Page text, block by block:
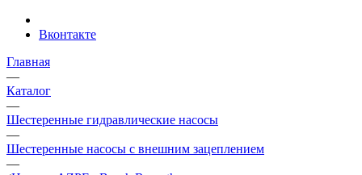
Вконтакте
Главная
—
Каталог
—
Шестеренные гидравлические насосы
—
Шестеренные насосы с внешним зацеплением
—